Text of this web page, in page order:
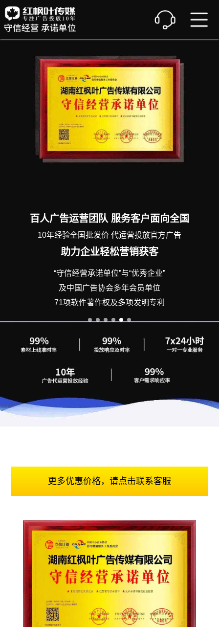
百人广告运营团队 服务客户面向全国
10年经验全国批发价 代运营投放官方广告
助力企业轻松营销获客
“守信经营承诺单位”与“优秀企业”
及中国广告协会多年会员单位
71项软件著作权及多项发明专利
更多优惠价格，请点击联系客服